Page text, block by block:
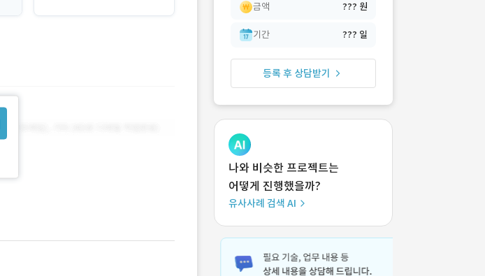
금액 ??? 원
기간 ??? 일
등록 후 상담받기
나와 비슷한 프로젝트는
어떻게 진행했을까?
유사사례 검색 AI